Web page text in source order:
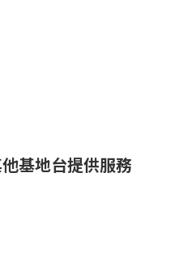
基地台提供服務